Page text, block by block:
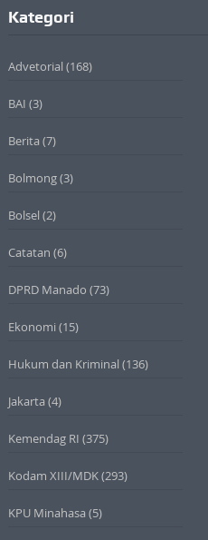
Kategori
Advetorial (168)
BAI (3)
Berita (7)
Bolmong(3)
Bolsel (2)
Catatan (6)
DPRD Manado (73)
Ekonomi (15)
Hukum dan Kriminal (136)
Jakarta (4)
Kemendag RI (375)
Kodam XIII/MDK(293)
KPU Minahasa (5)